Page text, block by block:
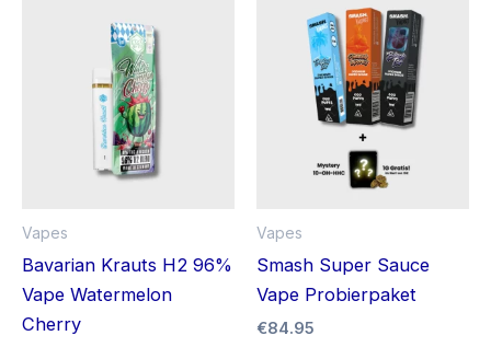
Vapes
Bavarian Krauts H2 96%
Vape Watermelon
Cherry
Vapes
Smash Super Sauce
Vape Probierpaket
€84.95